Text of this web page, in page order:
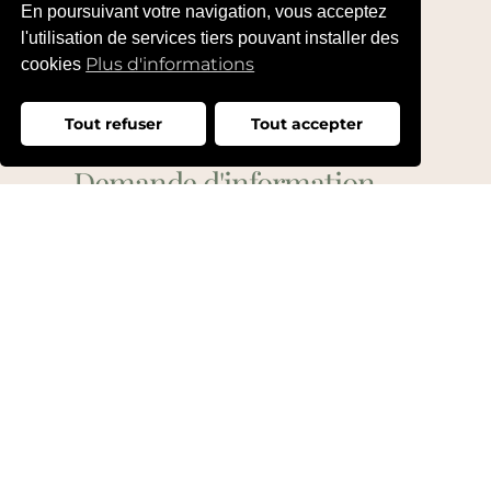
Besoin d'un conseil ...
Demande d'information
En poursuivant votre navigation, vous acceptez
l'utilisation de services tiers pouvant installer des
cookies Plus d'informations
Tout refuser Tout accepter